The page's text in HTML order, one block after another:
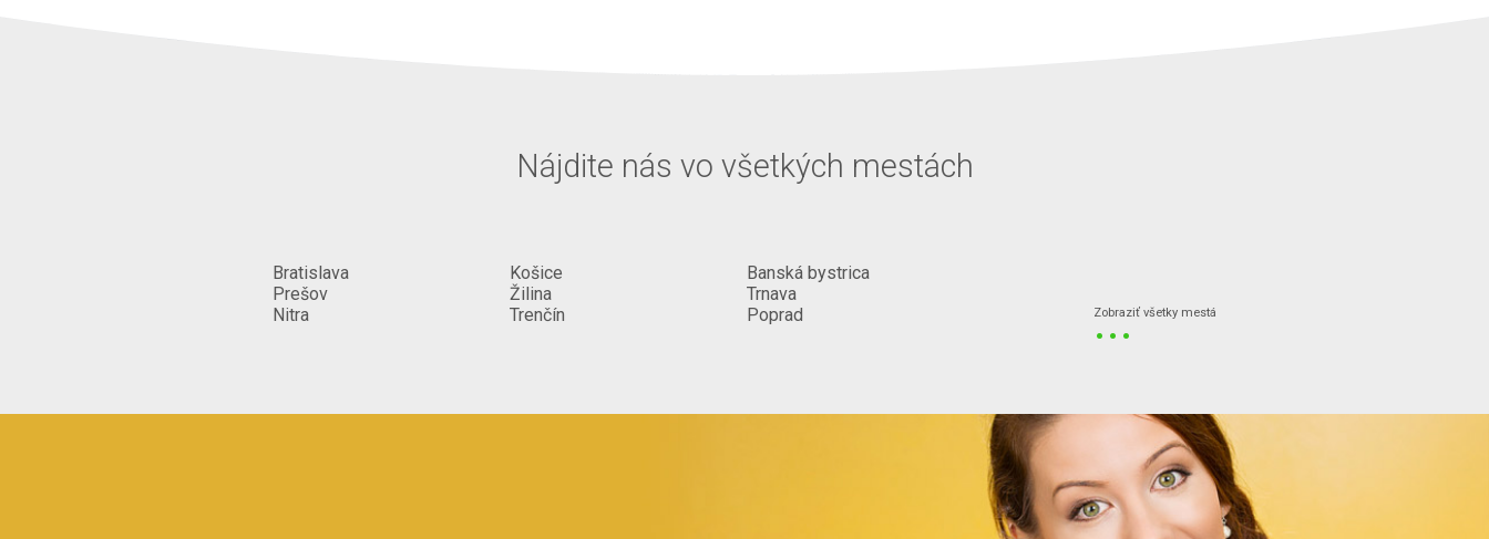
28.06.2019 Potrebujem opraviť aj oplechovanieNájdite nás vo všetkých mestách
Bratislava
Prešov
Nitra
Košice
Žilina
Trenčín
Banská bystrica
Trnava
Poprad
Zobraziť všetky mestá
...